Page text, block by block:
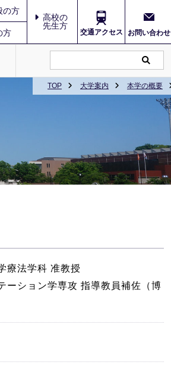
の方
高校の
先生方
交通アクセス お問い合わせ
方
TOP 大学案内 本学の概要
療法学科 准教授
ーション学専攻 指導教員補佐（博